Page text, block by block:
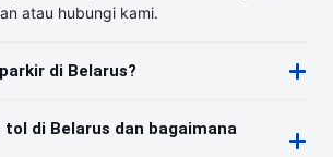
atau hubungi kami.
di Belarus?
tol di Belarus dan bagaimana